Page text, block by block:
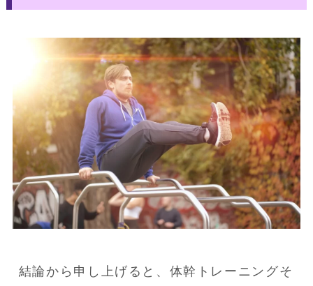
結論から申し上げると、体幹トレーニングそ